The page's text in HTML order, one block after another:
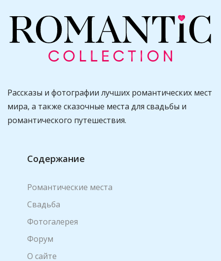
Рассказы и фотографии лучших романтических мест
мира, а также сказочные места для свадьбы и
романтического путешествия.
Содержание
Романтические места
Свадьба
Фотогалерея
Форум
О сайте